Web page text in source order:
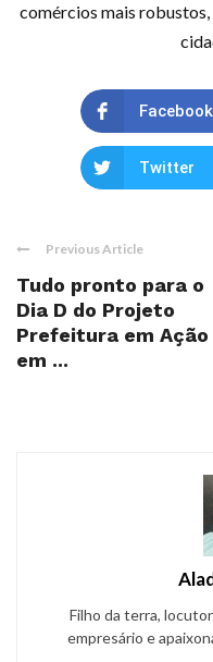
comércios mais
Facebook
Twitter
Previous Article
Tudo pronto para o
Dia D do Projeto
Prefeitura em Ação
em ...
Filho da terra,
empresário e